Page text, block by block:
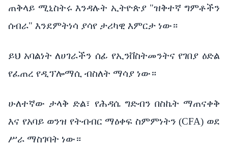
ጠቅላይ ሚኒስትሩ እንዳሉት ኢትዮጵያ "ዝቅተኛ ግምቶችን
ሰብራ" እንደምትነሳ ያሳየ ታሪካዊ እምርታ ነው።
ይህ አባልነት ለሀገራችን ሰፊ የኢንቨስትመንትና የገበያ ዕድል
የፈጠረ የዲፕሎማሲ ብስለት ማሳያ ነው።
ሁለተኛው ታላቅ ድል፣ የሕዳሴ ግድብን በስኬት ማጠናቀቅ
እና የአባይ ወንዝ የትብብር ማዕቀፍ ስምምነትን (CFA) ወደ
ሥራ ማስገባት ነው።